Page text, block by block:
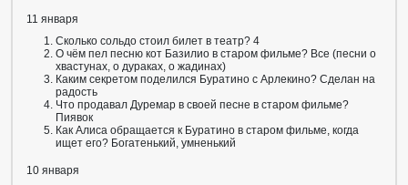
11 января
Сколько сольдо стоил билет в театр? 4
О чём пел песню кот Базилио в старом фильме? Все (песни о
хвастунах, о дураках, о жадинах)
Каким секретом поделился Буратино с Арлекино? Сделан на
радость
Что продавал Дуремар в своей песне в старом фильме?
Пиявок
Как Алиса обращается к Буратино в старом фильме, когда
ищет его? Богатенький, умненький
10 января